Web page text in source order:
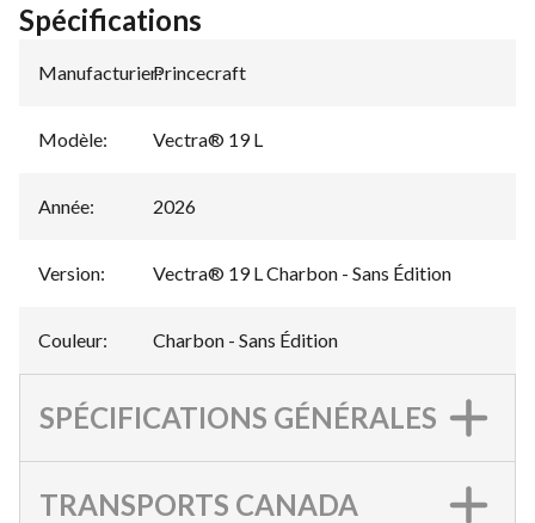
Spécifications
Manufacturier:
Princecraft
Modèle: Vectra® 19 L
Année: 2026
Version: Vectra® 19 L Charbon - Sans Édition
Couleur: Charbon - Sans Édition
SPÉCIFICATIONS GÉNÉRALES
TRANSPORTS CANADA